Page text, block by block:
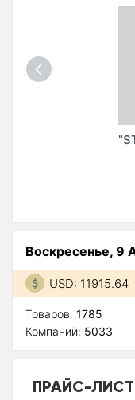
Воскресенье, 9
USD: 11915.64
Товаров: 1785
Компаний: 5033
ПРАЙС-